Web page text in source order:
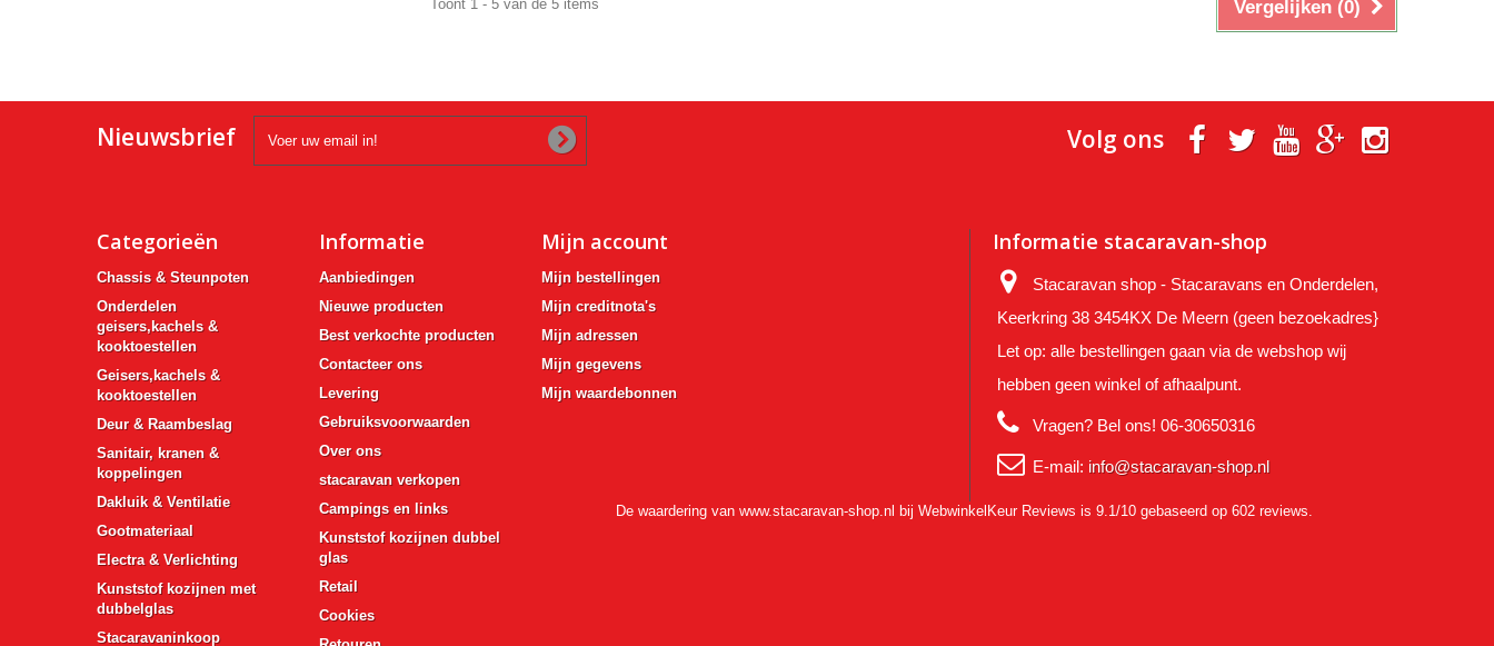
Vergelijken (0)
Toont 1 - 5 van de 5 items
Nieuwsbrief Volg ons
Categorieën
Chassis & Steunpoten
Onderdelen
geisers,kachels &
kooktoestellen
Geisers,kachels &
kooktoestellen
Deur & Raambeslag
Sanitair, kranen &
koppelingen
Dakluik & Ventilatie
Gootmateriaal
Electra & Verlichting
Kunststof kozijnen met
dubbelglas
Stacaravaninkoop
Informatie
Aanbiedingen
Nieuwe producten
Best verkochte producten
Contacteer ons
Levering
Gebruiksvoorwaarden
Over ons
stacaravan verkopen
Campings en links
Kunststof kozijnen dubbel
glas
Retail
Cookies
Mijn account
Mijn bestellingen
Mijn creditnota's
Mijn adressen
Mijn gegevens
Mijn waardebonnen
Informatie stacaravan-shop
Stacaravan shop - Stacaravans en Onderdelen,
Keerkring 38 3454KX De Meern (geen bezoekadres}
Let op: alle bestellingen gaan via de webshop wij
hebben geen winkel of afhaalpunt.
Vragen? Bel ons! 06-30650316
E-mail: info@stacaravan-shop.nl
De waardering van www.stacaravan-shop.nl bij WebwinkelKeur Reviews is 9.1/10 gebaseerd op 602 reviews.